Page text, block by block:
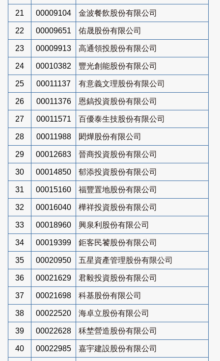
21 00009104 金波餐飲股份有限公司
22 00009651 佑晟股份有限公司
23 00009913 高通領投股份有限公司
24 00010382 豐光創能股份有限公司
25 00011137 有意義文理股份有限公司
26 00011376 恩鎬投資股份有限公司
27 00011571 百優泰生技股份有限公司
28 00011988 閎燁股份有限公司
29 00012683 晉商投資股份有限公司
30 00014850 郁添投資股份有限公司
31 00015160 福豐置地股份有限公司
32 00016040 樺祥投資股份有限公司
33 00018960 興泉利股份有限公司
34 00019399 鉅客民饕股份有限公司
35 00020950 五星資產管理股份有限公司
36 00021629 君毅投資股份有限公司
37 00021698 科基股份有限公司
38 00022520 海卓立股份有限公司
39 00022628 秝埜營造股份有限公司
40 00022985 嘉宇建設股份有限公司